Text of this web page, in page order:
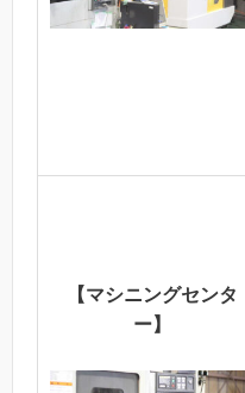
【マシニングセンタ
ー】